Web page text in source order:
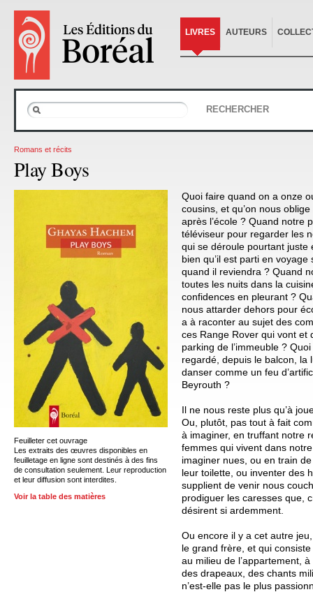
LIVRES AUTEURS
RECHERCHER
Romans et récits
Play Boys
Feuilleter cet ouvrage
Les extraits des œuvres disponibles en
feuilletage en ligne sont destinés à des fins
de consultation seulement. Leur reproduction
et leur diffusion sont interdites.
Voir la table des matières
Quoi faire quand on a onze
cousins, et qu’on nous
après l’école ? Quand notre
téléviseur pour regarder les
qui se déroule pourtant juste
bien qu’il est parti en voyage
quand il reviendra ? Quand
toutes les nuits dans la
confidences en pleurant ?
nous attarder dehors pour
a à raconter au sujet des
ces Range Rover qui vont et
parking de l’immeuble ?
regardé, depuis le balcon, la
danser comme un feu
Beyrouth ?
Il ne nous reste plus qu’à
Ou, plutôt, pas tout à fait
à imaginer, en truffant notre
femmes qui vivent dans
imaginer nues, ou en train
leur toilette, ou inventer des
supplient de venir nous
prodiguer les caresses que,
désirent si ardemment.
Ou encore il y a cet autre
le grand frère, et qui
au milieu de l’appartement,
des drapeaux, des chants
n’est-elle pas le plus